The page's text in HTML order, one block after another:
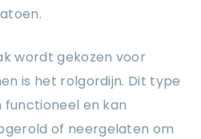
wordt gekozen voor
is het rolgordijn. Dit type
functioneel en kan
of neergelaten om